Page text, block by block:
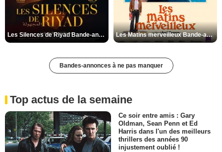
Les Silences de Riyad Bande-annonce VO STFR Les Matins merveilleux Bande-annonce VF
Bandes-annonces à ne pas manquer
Top actus de la semaine
Ce soir entre amis : Gary
Oldman, Sean Penn et Ed
Harris dans l'un des meilleurs
thrillers des années 90
injustement oublié !